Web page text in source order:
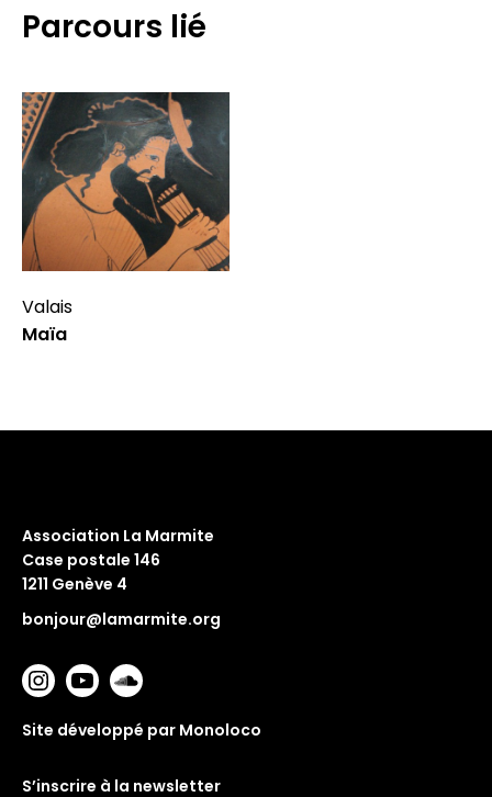
Parcours lié
Valais
Maïa
Association La Marmite
Case postale 146
1211 Genève 4
bonjour@lamarmite.org
Site développé par Monoloco
S’inscrire à la newsletter